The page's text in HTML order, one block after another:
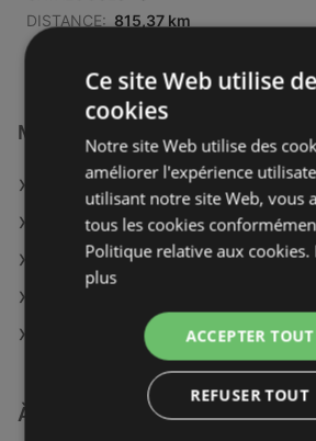
DISTANCE: 815,37 km
Magasins Super U à :
Super U à La Tour-du-Pin
Super U à Dijon
Super U à Bourges
Super U à Saint-Jean-d'Angély
À découvrir aussi
Ce site Web utilise
cookies
Notre site Web utilise des
améliorer l'expérience
utilisant notre site Web, vous
tous les cookies
Politique relative aux cookies.
plus
ACCEPTER TOUT
REFUSER TOUT